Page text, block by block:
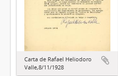
Carta de Rafael Heliodoro
Valle,8/11/1928